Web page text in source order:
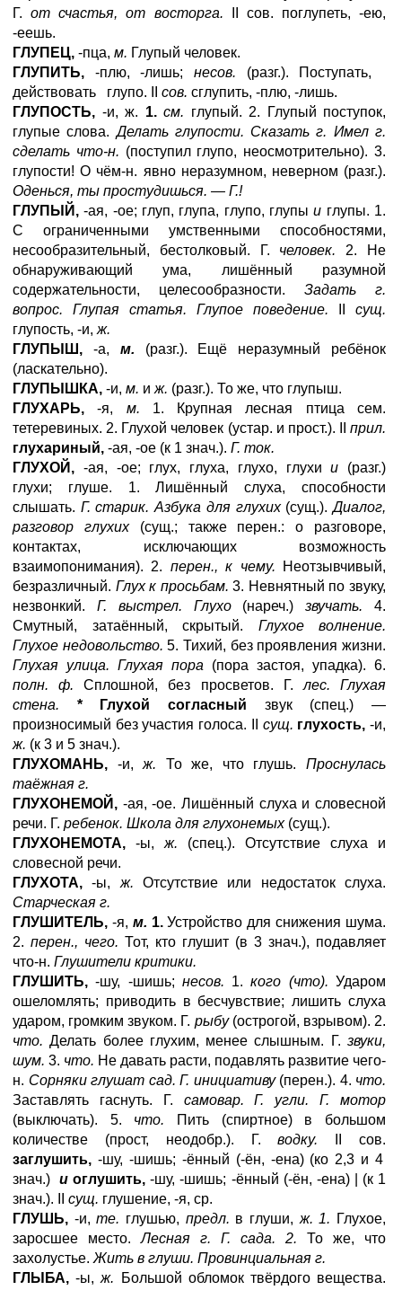
Г.от счастья, от восторга. II сов. поглупеть, -ею,
-еешь.
ГЛУПЕЦ, -пца, м. Глупый человек.
ГЛУПИТЬ, -плю, -лишь; несов. (разг.). Поступать,
действовать глупо. II сов. сглупить, -плю, -лишь.
ГЛУПОСТЬ, -и, ж. 1. см. глупый. 2. Глупый поступок,
глупые слова.Делать глупости. Сказать г. Имел г.
сделать что-н. (поступил глупо, неосмотрительно). 3.
глупости! О чём-н. явно неразумном, неверном (разг.).
Оденься, ты простудишься. — Г.!
ГЛУПЫЙ, -ая, -ое; глуп, глупа, глупо, глупыи глупы. 1.
С ограниченными умственными способностями,
несообразительный, бестолковый. Г. человек. 2. Не
обнаруживающий ума, лишённый разумной
содержательности, целесообразности. Задать г.
вопрос. Глупая статья. Глупое поведение.
сущ.
глупость, -и, ж.
ГЛУПЫШ, -а, м. (разг.). Ещё неразумный ребёнок
(ласкательно).
ГЛУПЫШКА, -и, м. и ж. (разг.). То же, что глупыш.
ГЛУХАРЬ, -я, м. 1. Крупная лесная птица сем.
тетеревиных. 2. Глухой человек (устар. и прост.). II прил.
глухариный, -ая, -ое (к 1 знач.). Г. ток.
ГЛУХОЙ, -ая, -ое; глух, глуха, глухо, глухии (разг.)
глухи; глуше. 1. Лишённый слуха, способности
слышать. Г. старик. Азбука для глухих(сущ.).Диалог,
разговор глухих (сущ.; также перен.: о разговоре,
контактах, исключающих возможность
взаимопонимания). 2. перен., к чему. Неотзывчивый,
безразличный. Глух к просьбам. 3. Невнятный по звуку,
незвонкий. Г. выстрел. Глухо (нареч.)звучать. 4.
Смутный, затаённый, скрытый. Глухое волнение.
Глухое недовольство. 5. Тихий, без проявления жизни.
Глухая улица. Глухая пора (пора застоя, упадка). 6.
полн. ф. Сплошной, без просветов. Г. лес. Глухая
стена. * Глухой согласный звук (спец.) —
произносимый без участия голоса. II сущ. глухость, -и,
ж. (к 3 и 5 знач.).
ГЛУХОМАНЬ, -и,ж. То же, что глушь.Проснулась
таёжная г.
ГЛУХОНЕМОЙ, -ая, -ое. Лишённый слуха и словесной
речи. Г. ребенок. Школа для глухонемых(сущ.).
ГЛУХОНЕМОТА, -ы, ж. (спец.). Отсутствие слуха и
словесной речи.
ГЛУХОТА, -ы, ж. Отсутствие или недостаток слуха.
Старческая г.
ГЛУШИТЕЛЬ, -я, м. 1.Устройство для снижения шума.
2. перен., чего. Тот, кто глушит (в 3 знач.), подавляет
что-н. Глушители критики.
ГЛУШИТЬ, -шу, -шишь; несов. 1.кого (что). Ударом
ошеломлять; приводить в бесчувствие; лишить слуха
ударом, громким звуком. Г. рыбу(острогой, взрывом). 2.
что. Делать более глухим, менее слышным. Г. звуки,
шум. 3. что. Не давать расти, подавлять развитие чего-
н. Сорняки глушат сад. Г. инициативу(перен.). 4. что.
Заставлять гаснуть. Г. самовар. Г. угли. Г. мотор
(выключать). 5. что. Пить (спиртное) в большом
количестве (прост, неодобр.). Г.водку. II сов.
заглушить, -шу, -шишь; -ённый (-ён, -ена) (ко 2,3 и 4
знач.) и оглушить, -шу, -шишь; -ённый (-ён, -ена) | (к 1
знач.). II сущ. глушение, -я, ср.
ГЛУШЬ, -и,те. глушью, предл. в глуши, ж. 1. Глухое,
заросшее место.Лесная г. Г. сада. 2. То же, что
захолустье. Жить в глуши. Провинциальная г.
ГЛЫБА, -ы,ж. Большой обломок твёрдого вещества.